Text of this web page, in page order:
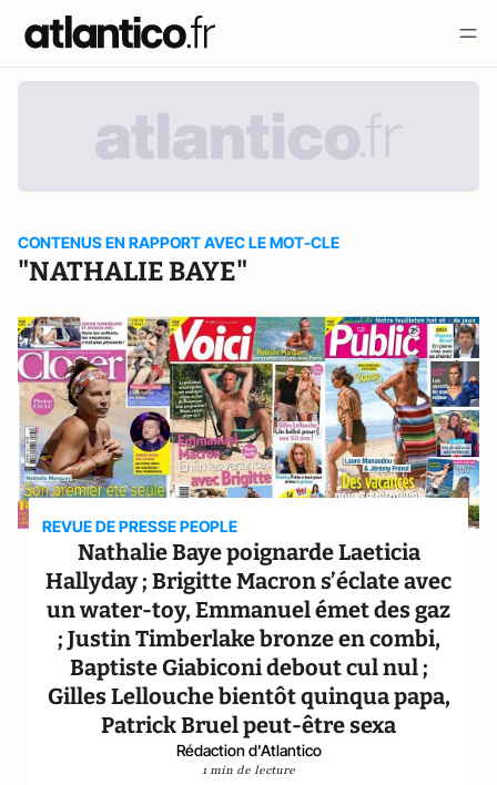
CONTENUS EN RAPPORT AVEC LE MOT-CLE
"NATHALIE BAYE"
REVUE DE PRESSE PEOPLE
Nathalie Baye poignarde Laeticia
Hallyday ; Brigitte Macron s’éclate avec
un water-toy, Emmanuel émet des gaz
; Justin Timberlake bronze en combi,
Baptiste Giabiconi debout cul nul ;
Gilles Lellouche bientôt quinqua papa,
Patrick Bruel peut-être sexa
Rédaction d'Atlantico
1 min de lecture